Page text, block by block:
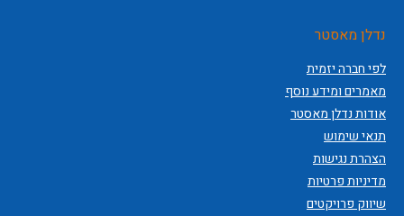
נדלן מאסטר
לפי חברה יזמית
מאמרים ומידע נוסף
אודות נדלן מאסטר
תנאי שימוש
הצהרת נגישות
מדיניות פרטיות
שיווק פרויקטים